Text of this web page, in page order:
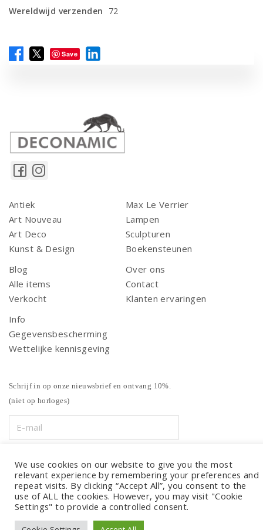
Wereldwijd verzenden
72
Save
Antiek
Art Nouveau
Art Deco
Kunst & Design
Max Le Verrier
Lampen
Sculpturen
Boekensteunen
Blog
Alle items
Verkocht
Over ons
Contact
Klanten ervaringen
Info
Gegevensbescherming
Wettelijke kennisgeving
Schrijf in op onze nieuwsbrief en ontvang 10%.
(niet op horloges)
We use cookies on our website to give you the most
relevant experience by remembering your preferences and
repeat visits. By clicking “Accept All”, you consent to the
use of ALL the cookies. However, you may visit "Cookie
Settings" to provide a controlled consent.